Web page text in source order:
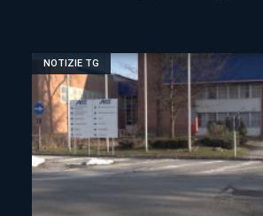
NOTIZIE TG